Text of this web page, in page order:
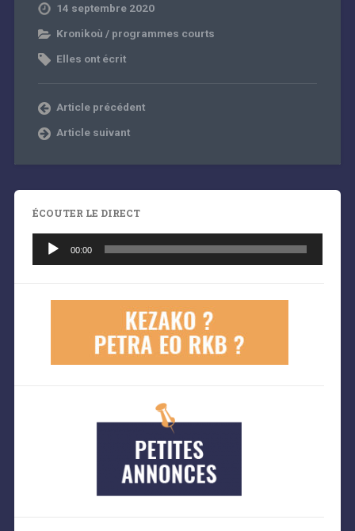
14 septembre 2020
Kronikoù / programmes courts
Elles ont écrit
Article précédent
Article suivant
ÉCOUTER LE DIRECT
audio
00:00